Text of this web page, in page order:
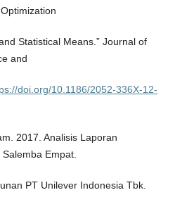
Statistical Means.” Journal of
and
doi.org/10.1186/2052-336X-12-
2017. Analisis Laporan
Empat.
PT Unilever Indonesia Tbk.